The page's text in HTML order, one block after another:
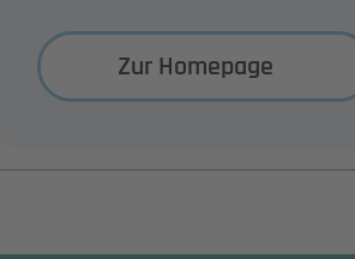
Zur Homepage